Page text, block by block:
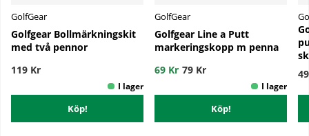
GolfGear
Golfgear Bollmärkningskit
med två pennor
119 Kr
Köp!
GolfGear
Golfgear Line a Putt
markeringskopp m penna
69 Kr 79 Kr
Köp!